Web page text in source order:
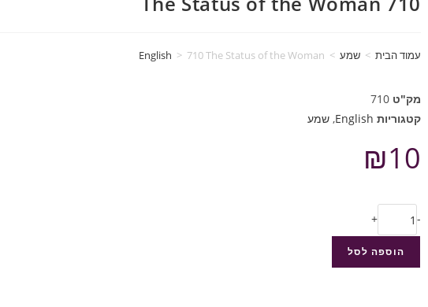
עמוד הבית > שמע >
English > 710 The Status of the Woman
מק"ט 710
קטגוריות English
, שמע
₪10
-
+
הוספה לסל